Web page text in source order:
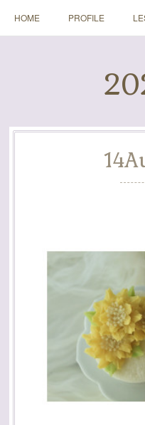
HOME PROFILE
14